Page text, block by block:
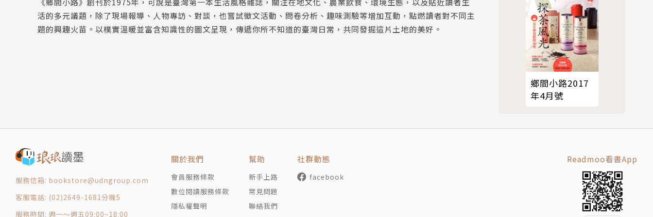
菜市人生場：不夜城終於閒下來 臺南康樂市場
菊島喫風土：海島味覺轉譯 歸鄉遊子的當代餐桌
家常菜的第N種可能：春日裡的苦中作樂
活的多元議題，除了現場報導、人物專訪、對談，也嘗試徵文活動、問卷分析、趣味測驗等增加互動，點燃讀者對不同主
題的興趣火苗。以樸實溫暖並富含知識性的圖文呈現，傳遞你所不知道的臺灣日常，共同發掘這片土地的美好。
鄉間小路2017
年4月號
服務信箱: bookstore@udngroup.com
客服電話: (02)2649-1681分機5
服務時間: 週一～週五09:00~18:00
關於我們
會員服務條款
數位閱讀服務條款
隱私權聲明
幫助
新手上路
常見問題
聯絡我們
社群動態
facebook
Readmoo看書App